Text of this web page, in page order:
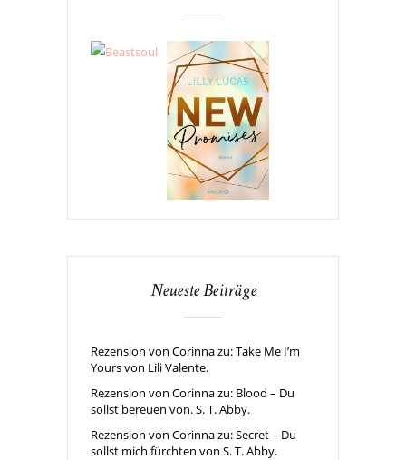
Neueste Beiträge
Rezension von Corinna zu: Take Me I’m
Yours von Lili Valente.
Rezension von Corinna zu: Blood – Du
sollst bereuen von. S. T. Abby.
Rezension von Corinna zu: Secret – Du
sollst mich fürchten von S. T. Abby.